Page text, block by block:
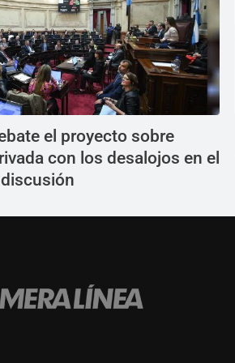
el proyecto sobre
con los desalojos en el